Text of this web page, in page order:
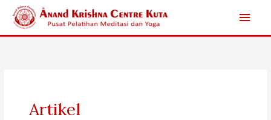
Skip
content
Main
Artikel